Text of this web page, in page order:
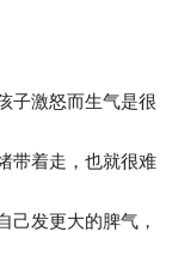
子激怒而生气是很
带着走，也就很难
己发更大的脾气，